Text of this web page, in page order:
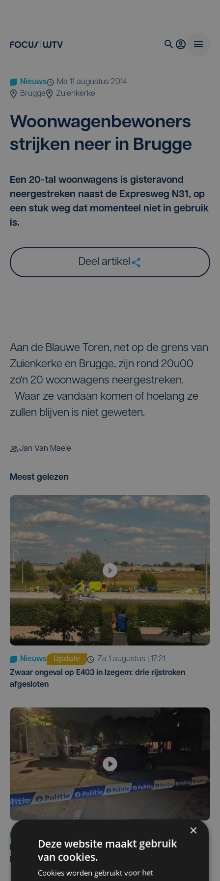
Nieuws
ma 11 augustus 2014
Brugge
Zuienkerke
Woon­wa­gen­be­wo­ners
strij­ken neer in Brugge
Een 20-tal woonwagens is gisteravond
neergestreken naast de Expresweg N31, op
een stuk weg dat momenteel niet in gebruik
is.
Deel artikel
Aan de Blauwe Toren, net op de grens van
Zuienkerke en Brugge, zijn rond 20u00
zo'n 20 woonwagens neergestreken.
Waar ze vandaan komen of hoelang ze
zullen blijven is niet geweten.
Jan Van Maele
Meest gelezen
Nieuws Update
za 1 augustus | 17:21
Zwaar ongeval op E403 in Izegem: drie rijstroken
afgesloten
Man en vrouw dood aangetroffen in woning in Sint-
Pieters Brugge
×
Deze website maakt gebruik
van cookies.
Cookies worden gebruikt voor het